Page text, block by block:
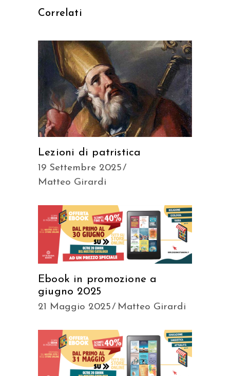
Correlati
Lezioni di patristica
19 Settembre 2025
Matteo Girardi
Ebook in promozione a
giugno 2025
21 Maggio 2025 Matteo Girardi